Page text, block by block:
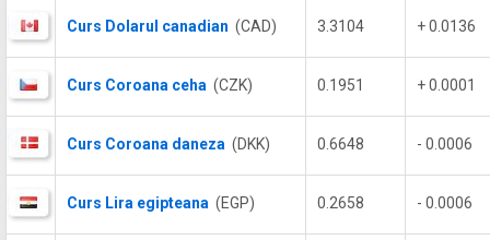
Curs Dolarul canadian (CAD) 3.3104 + 0.0136
Curs Coroana ceha (CZK) 0.1951 + 0.0001
Curs Coroana daneza (DKK) 0.6648 - 0.0006
Curs Lira egipteana (EGP) 0.2658 - 0.0006